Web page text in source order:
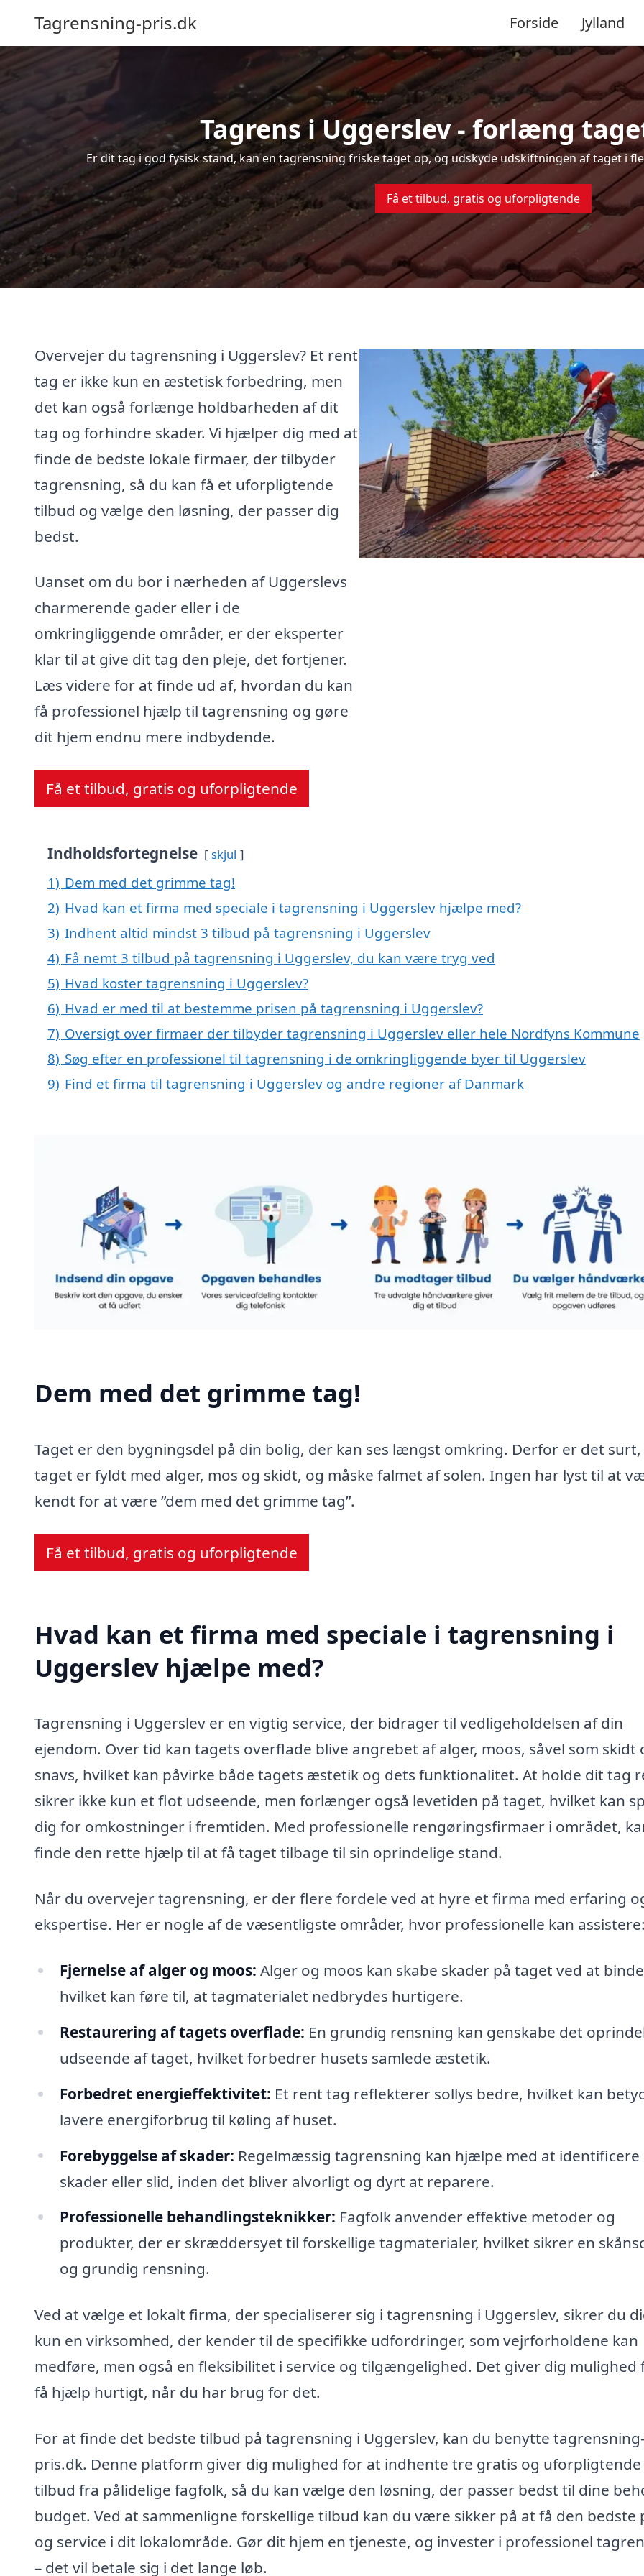
Tagrensning-pris.dk Forside Jylland
Tagrens i Uggerslev - forlæng
Er dit tag i god fysisk stand, kan en tagrensning friske taget op, og udskyde udskiftningen af taget i
Få et tilbud, gratis og uforpligtende
Overvejer du tagrensning i Uggerslev? Et rent
tag er ikke kun en æstetisk forbedring, men
det kan også forlænge holdbarheden af dit
tag og forhindre skader. Vi hjælper dig med at
finde de bedste lokale firmaer, der tilbyder
tagrensning, så du kan få et uforpligtende
tilbud og vælge den løsning, der passer dig
bedst.
Uanset om du bor i nærheden af Uggerslevs
charmerende gader eller i de
omkringliggende områder, er der eksperter
klar til at give dit tag den pleje, det fortjener.
Læs videre for at finde ud af, hvordan du kan
få professionel hjælp til tagrensning og gøre
dit hjem endnu mere indbydende.
Få et tilbud, gratis og uforpligtende
Indholdsfortegnelse skjul
1) Dem med det grimme tag!
2) Hvad kan et firma med speciale i tagrensning i Uggerslev hjælpe med?
3) Indhent altid mindst 3 tilbud på tagrensning i Uggerslev
4) Få nemt 3 tilbud på tagrensning i Uggerslev, du kan være tryg ved
5) Hvad koster tagrensning i Uggerslev?
6) Hvad er med til at bestemme prisen på tagrensning i Uggerslev?
7) Oversigt over firmaer der tilbyder tagrensning i Uggerslev eller hele Nordfyns Kommune
8) Søg efter en professionel til tagrensning i de omkringliggende byer til Uggerslev
9) Find et firma til tagrensning i Uggerslev og andre regioner af Danmark
Dem med det grimme tag!
Taget er den bygningsdel på din bolig, der kan ses længst omkring. Derfor er det
taget er fyldt med alger, mos og skidt, og måske falmet af solen. Ingen har lyst til at
kendt for at være ”dem med det grimme tag”.
Få et tilbud, gratis og uforpligtende
Hvad kan et firma med speciale i tagrensning i
Uggerslev hjælpe med?
Tagrensning i Uggerslev er en vigtig service, der bidrager til vedligeholdelsen af din
ejendom. Over tid kan tagets overflade blive angrebet af alger, moos, såvel som skidt
snavs, hvilket kan påvirke både tagets æstetik og dets funktionalitet. At holde dit tag
sikrer ikke kun et flot udseende, men forlænger også levetiden på taget, hvilket kan
dig for omkostninger i fremtiden. Med professionelle rengøringsfirmaer i området,
finde den rette hjælp til at få taget tilbage til sin oprindelige stand.
Når du overvejer tagrensning, er der flere fordele ved at hyre et firma med erfaring
ekspertise. Her er nogle af de væsentligste områder, hvor professionelle kan assistere:
Fjernelse af alger og moos: Alger og moos kan skabe skader på taget ved at
hvilket kan føre til, at tagmaterialet nedbrydes hurtigere.
Restaurering af tagets overflade: En grundig rensning kan genskabe det
udseende af taget, hvilket forbedrer husets samlede æstetik.
Forbedret energieffektivitet: Et rent tag reflekterer sollys bedre, hvilket kan
lavere energiforbrug til køling af huset.
Forebyggelse af skader: Regelmæssig tagrensning kan hjælpe med at identificere
skader eller slid, inden det bliver alvorligt og dyrt at reparere.
Professionelle behandlingsteknikker: Fagfolk anvender effektive metoder og
produkter, der er skræddersyet til forskellige tagmaterialer, hvilket sikrer en
og grundig rensning.
Ved at vælge et lokalt firma, der specialiserer sig i tagrensning i Uggerslev, sikrer du
kun en virksomhed, der kender til de specifikke udfordringer, som vejrforholdene kan
medføre, men også en fleksibilitet i service og tilgængelighed. Det giver dig mulighed
få hjælp hurtigt, når du har brug for det.
For at finde det bedste tilbud på tagrensning i Uggerslev, kan du benytte tagrensning-
pris.dk. Denne platform giver dig mulighed for at indhente tre gratis og uforpligtende
tilbud fra pålidelige fagfolk, så du kan vælge den løsning, der passer bedst til dine
budget. Ved at sammenligne forskellige tilbud kan du være sikker på at få den bedste
og service i dit lokalområde. Gør dit hjem en tjeneste, og invester i professionel
– det vil betale sig i det lange løb.